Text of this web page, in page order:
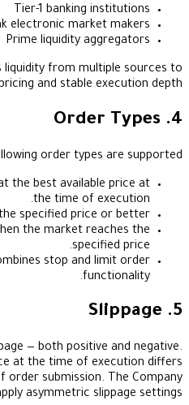
Tier-1 banking
Non-bank electronic market
Prime liquidity
aggregates liquidity from
competitive pricing and stable
The following order types
— Executed at the best available
the time of
at the specified price or
Triggered when the market
Orders— Combines stop and
to slippage — both positive
when the price at the time of
the time of order submission.
does not apply asymmetric